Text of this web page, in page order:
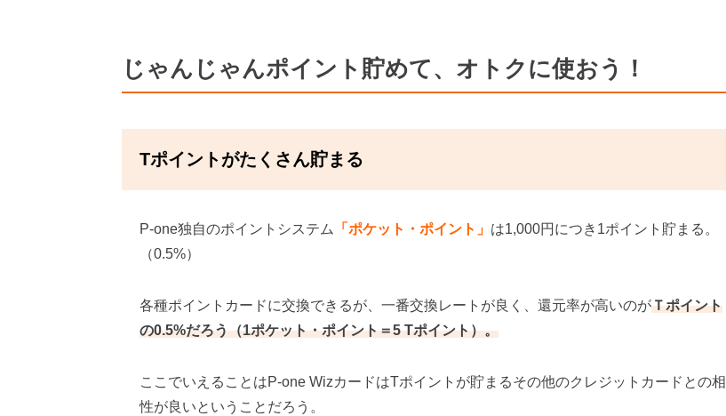
じゃんじゃんポイント貯めて、オトクに使おう！
Tポイントがたくさん貯まる
P-one独自のポイントシステム 「ポケット・ポイント」 は1,000円につき1ポイント貯まる。
（0.5%）
各種ポイントカードに交換できるが、一番交換レートが良く、還元率が高いのがＴポイント
の0.5%だろう（1ポケット・ポイント＝5 Tポイント）。
ここでいえることはP-one WizカードはTポイントが貯まるその他のクレジットカードとの相
性が良いということだろう。